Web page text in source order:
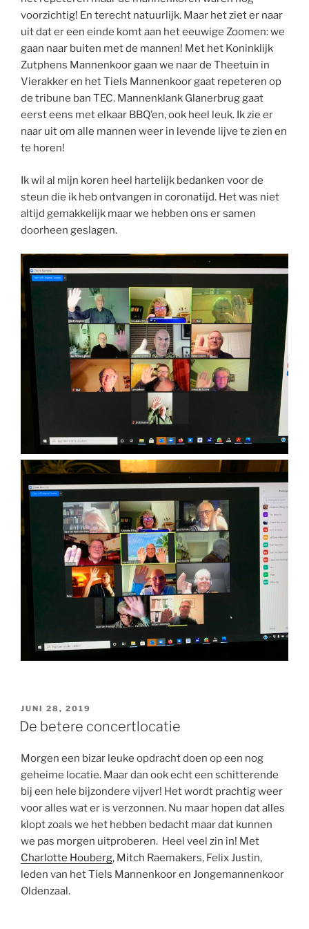
voorzichtig! En terecht natuurlijk. Maar het ziet er naar
uit dat er een einde komt aan het eeuwige Zoomen: we
gaan naar buiten met de mannen! Met het Koninklijk
Zutphens Mannenkoor gaan we naar de Theetuin in
Vierakker en het Tiels Mannenkoor gaat repeteren op
de tribune ban TEC. Mannenklank Glanerbrug gaat
eerst eens met elkaar BBQ’en, ook heel leuk. Ik zie er
naar uit om alle mannen weer in levende lijve te zien en
te horen!
Ik wil al mijn koren heel hartelijk bedanken voor de
steun die ik heb ontvangen in coronatijd. Het was niet
altijd gemakkelijk maar we hebben ons er samen
doorheen geslagen.
GEPLAATST
OP
JUNI 28, 2019
De betere concertlocatie
Morgen een bizar leuke opdracht doen op een nog
geheime locatie. Maar dan ook echt een schitterende
bij een hele bijzondere vijver! Het wordt prachtig weer
voor alles wat er is verzonnen. Nu maar hopen dat alles
klopt zoals we het hebben bedacht maar dat kunnen
we pas morgen uitproberen. Heel veel zin in! Met
Charlotte Houberg, Mitch Raemakers, Felix Justin,
leden van het Tiels Mannenkoor en Jongemannenkoor
Oldenzaal.